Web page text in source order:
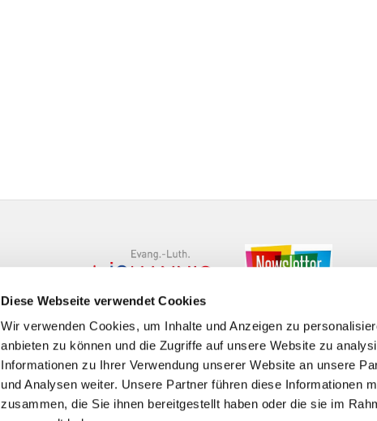
Diese Webseite verwendet Cookies
Wir verwenden Cookies, um Inhalte und Anzeigen zu
anbieten zu können und die Zugriffe auf unsere Website zu
Informationen zu Ihrer Verwendung unserer Website an unsere
und Analysen weiter. Unsere Partner führen diese Informationen
zusammen, die Sie ihnen bereitgestellt haben oder die sie im